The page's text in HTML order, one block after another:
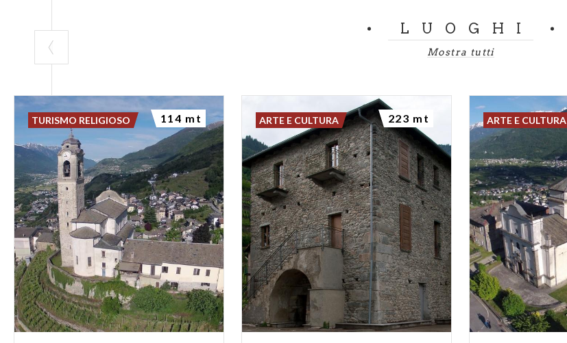
LUOGHI
Mostra tutti
TURISMO RELIGIOSO 114 mt ARTE E CULTURA 223 mt ARTE E CULTURA